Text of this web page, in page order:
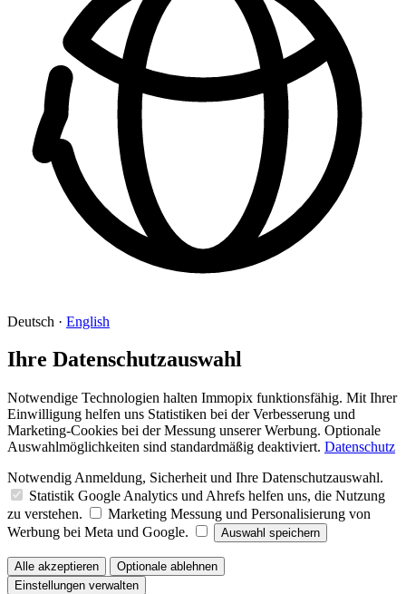
Deutsch · English
Ihre Datenschutzauswahl
Notwendige Technologien halten Immopix funktionsfähig. Mit Ihrer
Einwilligung helfen uns Statistiken bei der Verbesserung und
Marketing-Cookies bei der Messung unserer Werbung. Optionale
Auswahlmöglichkeiten sind standardmäßig deaktiviert. Datenschutz
Notwendig Anmeldung, Sicherheit und Ihre Datenschutzauswahl.
Statistik Google Analytics und Ahrefs helfen uns, die Nutzung
zu verstehen.
Marketing Messung und Personalisierung von
Werbung bei Meta und Google.
Auswahl speichern
Alle akzeptieren
Optionale ablehnen
Einstellungen verwalten